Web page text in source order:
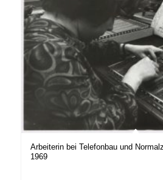
Arbeiterin bei Telefonbau und
1969